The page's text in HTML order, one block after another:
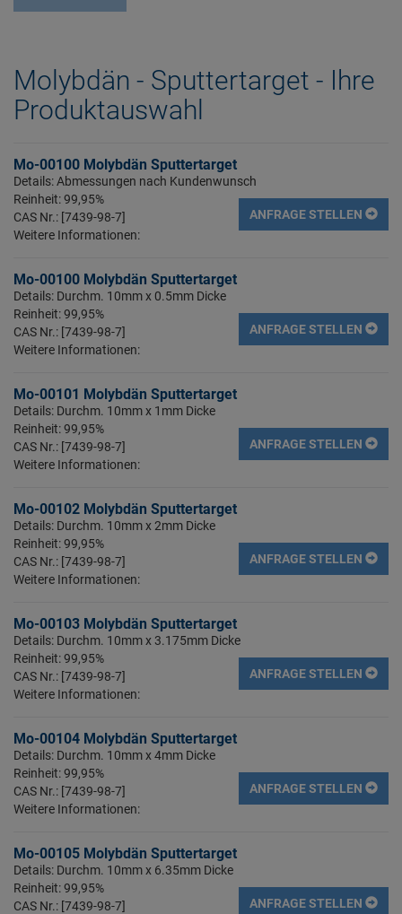
Molybdän - Sputtertarget - Ihre
Produktauswahl
Mo-00100 Molybdän Sputtertarget
Details: Abmessungen nach Kundenwunsch
Reinheit: 99,95%
CAS Nr.: [7439-98-7]
Weitere Informationen:
ANFRAGE STELLEN
Mo-00100 Molybdän Sputtertarget
Details: Durchm. 10mm x 0.5mm Dicke
Reinheit: 99,95%
CAS Nr.: [7439-98-7]
Weitere Informationen:
ANFRAGE STELLEN
Mo-00101 Molybdän Sputtertarget
Details: Durchm. 10mm x 1mm Dicke
Reinheit: 99,95%
CAS Nr.: [7439-98-7]
Weitere Informationen:
ANFRAGE STELLEN
Mo-00102 Molybdän Sputtertarget
Details: Durchm. 10mm x 2mm Dicke
Reinheit: 99,95%
CAS Nr.: [7439-98-7]
Weitere Informationen:
ANFRAGE STELLEN
Mo-00103 Molybdän Sputtertarget
Details: Durchm. 10mm x 3.175mm Dicke
Reinheit: 99,95%
CAS Nr.: [7439-98-7]
Weitere Informationen:
ANFRAGE STELLEN
Mo-00104 Molybdän Sputtertarget
Details: Durchm. 10mm x 4mm Dicke
Reinheit: 99,95%
CAS Nr.: [7439-98-7]
Weitere Informationen:
ANFRAGE STELLEN
Mo-00105 Molybdän Sputtertarget
Details: Durchm. 10mm x 6.35mm Dicke
Reinheit: 99,95%
CAS Nr.: [7439-98-7]
ANFRAGE STELLEN